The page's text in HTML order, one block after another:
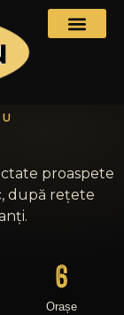
proaspete
după rețete
Orașe
6